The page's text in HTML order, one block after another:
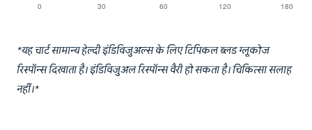
*यह चार्ट सामान्य हेल्दी इंडिविजुअल्स के लिए टिपिकल ब्लड ग्लूकोज
रिस्पॉन्स दिखाता है। इंडिविजुअल रिस्पॉन्स वैरी हो सकता है। चिकित्सा सलाह
नहीं।*